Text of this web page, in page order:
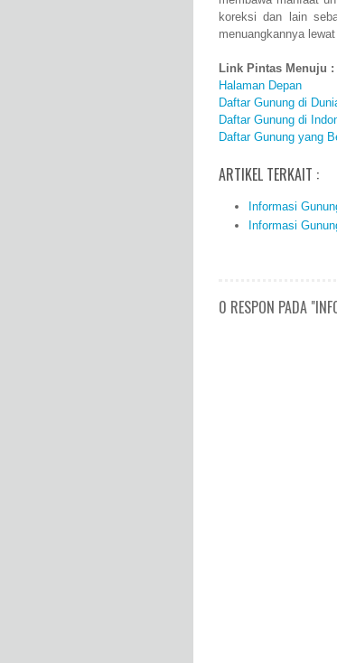
koreksi dan lain
menuangkannya
Link Pintas Menuju :
Halaman Depan
Daftar Gunung di
Daftar Gunung di
Daftar Gunung yang
ARTIKEL TERKAIT :
Informasi
Informasi
0 RESPON PADA